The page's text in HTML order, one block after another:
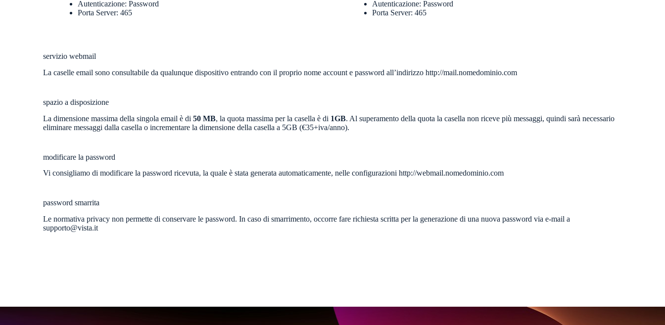
Autenticazione: Password
Porta Server: 465
Autenticazione: Password
Porta Server: 465
servizio webmail
La caselle email sono consultabile da qualunque dispositivo entrando con il proprio nome account e password all’indirizzo http://mail.nomedominio.com
spazio a disposizione
La dimensione massima della singola email è di50 MB, la quota massima per la casella è di 1GB. Al superamento della quota la casella non riceve più messaggi, quindi sarà necessario
eliminare messaggi dalla casella o incrementare la dimensione della casella a 5GB (€35+iva/anno).
modificare la password
Vi consigliamo di modificare la password ricevuta, la quale è stata generata automaticamente, nelle configurazioni http://webmail.nomedominio.com
password smarrita
Le normativa privacy non permette di conservare le password. In caso di smarrimento, occorre fare richiesta scritta per la generazione di una nuova password via e-mail a
supporto@vista.it